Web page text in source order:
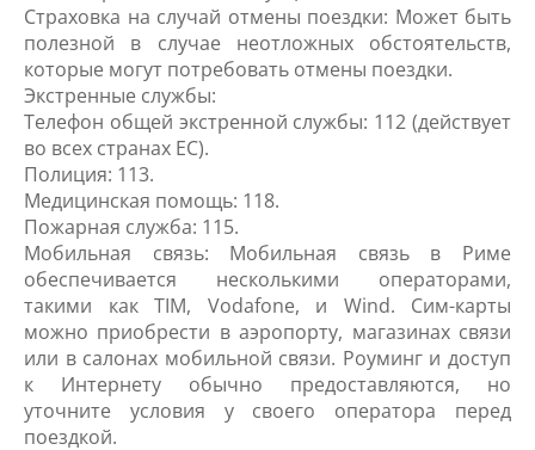
Страховка на случай отмены поездки: Может быть
полезной в случае неотложных обстоятельств,
которые могут потребовать отмены поездки.
Экстренные службы:
Телефон общей экстренной службы: 112 (действует
во всех странах ЕС).
Полиция: 113.
Медицинская помощь: 118.
Пожарная служба: 115.
Мобильная связь: Мобильная связь в Риме
обеспечивается несколькими операторами,
такими как TIM, Vodafone, и Wind. Сим-карты
можно приобрести в аэропорту, магазинах связи
или в салонах мобильной связи. Роуминг и доступ
к Интернету обычно предоставляются, но
уточните условия у своего оператора перед
поездкой.